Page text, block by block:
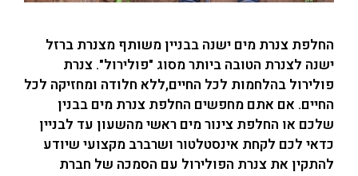
החלפת צנרת מים ישנה בבניין משותף מצנרת ברזל
ישנה לצנרת הטובה ביותר מסוג "פולירול". צנרת
פולירול בהלחמות לכל החיים,ללא חלודה ומחזיקה לכל
החיים. אם אתם מחפשים החלפת צנרת מים בבנין
שלכם או החלפת צינור מים ראשי מהשעון עד לבניין
כדאי לכם לקחת אינסטלטור ושרברב מקצועי שיודע
להתקין את צנרת הפולירול עם הסמכה של חברת